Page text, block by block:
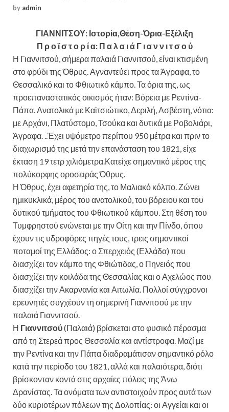
by admin
ΓΙΑΝΝΙΤΣΟΥ: Ιστορία,Θέση-Όρια-Εξέλιξη
Π ρ ο ϊ σ τ ο ρ ί α: Π α λ α ι ά Γ ι α ν ν ι τ σ ο ύ
Η Γιαννιτσού, σήμερα παλαιά Γιαννιτσού, είναι κτισμένη
στο φρύδι της Όθρυς. Αγναντεύει προς τα Άγραφα, το
Θεσσαλικό και το Φθιωτικό κάμπο. Τα όρια της, ως
προεπαναστατικός οικισμός ήταν: Βόρεια με Ρεντίνα-
Πάπα. Ανατολικά με Καϊτσιώτικο, Δεριλή, Ασβέστη, νότια:
με Αρχάνι, Πλατύστομο, Τσούκα και δυτικά με Ροβολιάρι,
Άγραφα. ..Έχει υψόμετρο περίπου 950 μέτρα και πριν το
διαχωρισμό της μετά την επανάσταση του 1821, είχε
έκταση 19 τετρ χιλιόμετρα.Κατείχε σημαντικό μέρος της
πολύκορφης οροσειράς Όθρυς.
Η Όθρυς, έχει αφετηρία της, το Μαλιακό κόλπο. Ζώνει
ημικυκλικά, μέρος του ανατολικού, του βόρειου και του
δυτικού τμήματος του Φθιωτικού κάμπου. Στη θέση του
Τυμφρηστού ενώνεται με την Οίτη και την Πίνδο, όπου
έχουν τις υδροφόρες πηγές τους, τρεις σημαντικοί
ποταμοί της Ελλάδος: ο Σπερχειός (Ελλάδα) που
διασχίζει τον κάμπο της Φθιώτιδας, ο Πηνειός που
διασχίζει την κοιλάδα της Θεσσαλίας και ο Αχελώος που
διασχίζει την Ακαρνανία και Αιτωλία. Πολλοί σύγχρονοι
ερευνητές συγχέουν τη σημερινή Γιαννιτσού με την
παλαιά Γιαννιτσού.
Η Γιαννιτσού(Παλαιά) βρίσκεται στο φυσικό πέρασμα
από τη Στερεά προς Θεσσαλία και αντίστροφα. Μαζί με
την Ρεντίνα και την Πάπα διαδραμάτισαν σημαντικό ρόλο
κατά την περίοδο του 1821, αλλά και παλαιότερα, διότι
βρίσκονταν κοντά στις αρχαίες πόλεις της Άνω
Δρανίστας. Τα ονόματα των αντιστοιχούν προς αυτά των
δύο κυριοτέρων πόλεων της Δολοπίας: οι Αγγείαι και οι